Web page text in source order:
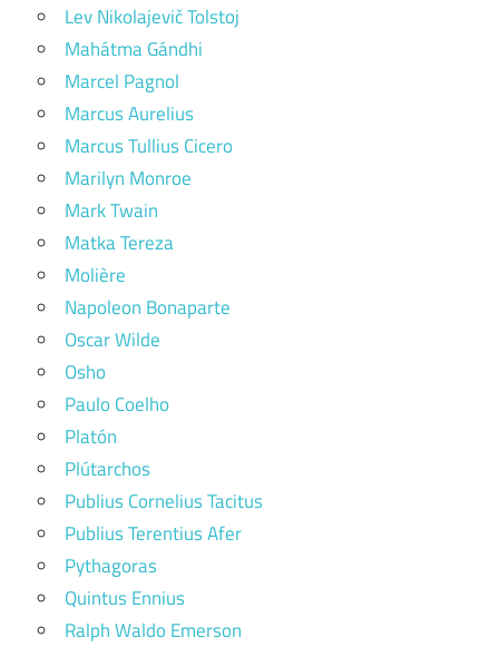
Lev Nikolajevič Tolstoj
Mahátma Gándhi
Marcel Pagnol
Marcus Aurelius
Marcus Tullius Cicero
Marilyn Monroe
Mark Twain
Matka Tereza
Molière
Napoleon Bonaparte
Oscar Wilde
Osho
Paulo Coelho
Platón
Plútarchos
Publius Cornelius Tacitus
Publius Terentius Afer
Pythagoras
Quintus Ennius
Ralph Waldo Emerson